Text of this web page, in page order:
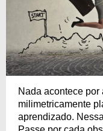
Nada acontece
milimetricamente
aprendizado.